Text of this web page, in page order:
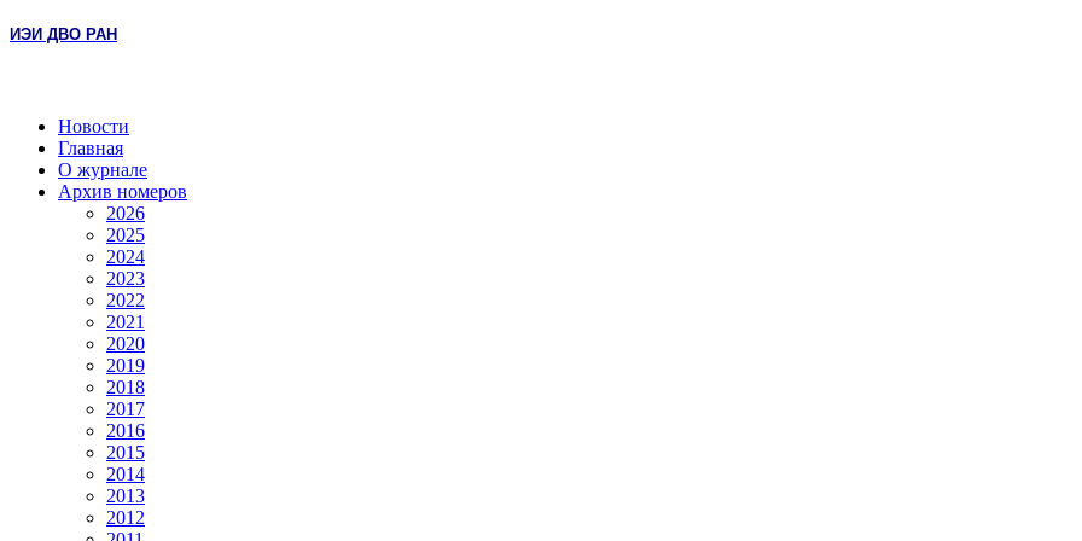
ИЭИ ДВО РАН
Новости
Главная
О журнале
Архив номеров
2026
2025
2024
2023
2022
2021
2020
2019
2018
2017
2016
2015
2014
2013
2012